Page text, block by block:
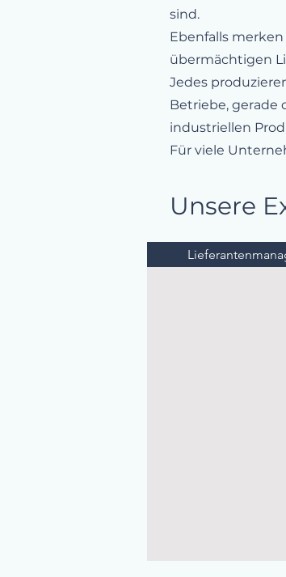
sind.
Ebenfalls
übermächtigen
Jedes
Betriebe, gerade
industriellen
Für viele
Unsere